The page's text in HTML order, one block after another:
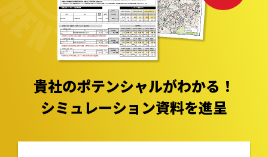
貴社のポテンシャルがわかる！
シミュレーション資料を進呈